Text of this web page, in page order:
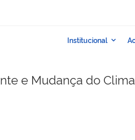
e Mudança do Clima